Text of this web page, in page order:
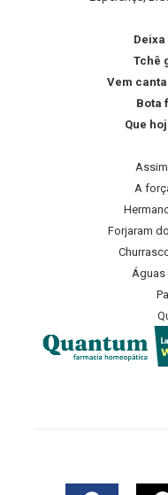
Tchê
Vem
Bota
Que
A
Forjaram
Águas